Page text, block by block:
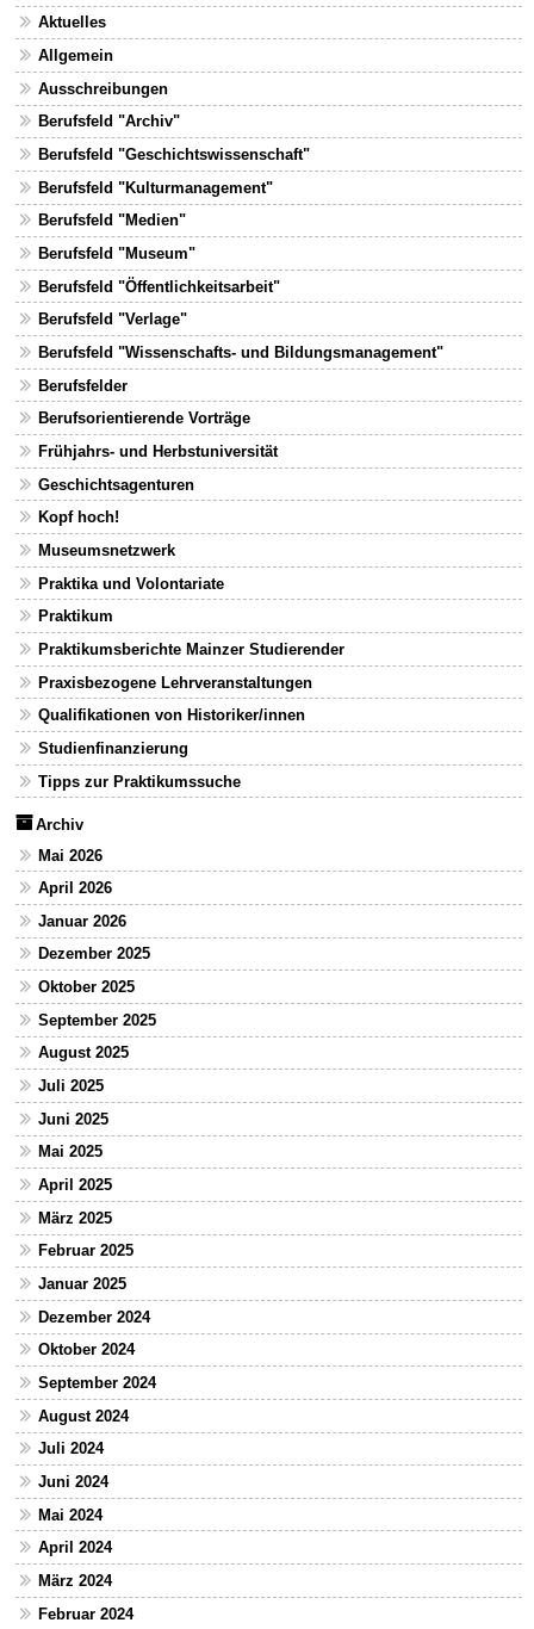
Aktuelles
Allgemein
Ausschreibungen
Berufsfeld "Archiv"
Berufsfeld "Geschichtswissenschaft"
Berufsfeld "Kulturmanagement"
Berufsfeld "Medien"
Berufsfeld "Museum"
Berufsfeld "Öffentlichkeitsarbeit"
Berufsfeld "Verlage"
Berufsfeld "Wissenschafts- und Bildungsmanagement"
Berufsfelder
Berufsorientierende Vorträge
Frühjahrs- und Herbstuniversität
Geschichtsagenturen
Kopf hoch!
Museumsnetzwerk
Praktika und Volontariate
Praktikum
Praktikumsberichte Mainzer Studierender
Praxisbezogene Lehrveranstaltungen
Qualifikationen von Historiker/innen
Studienfinanzierung
Tipps zur Praktikumssuche
Archiv
Mai 2026
April 2026
Januar 2026
Dezember 2025
Oktober 2025
September 2025
August 2025
Juli 2025
Juni 2025
Mai 2025
April 2025
März 2025
Februar 2025
Januar 2025
Dezember 2024
Oktober 2024
September 2024
August 2024
Juli 2024
Juni 2024
Mai 2024
April 2024
März 2024
Februar 2024